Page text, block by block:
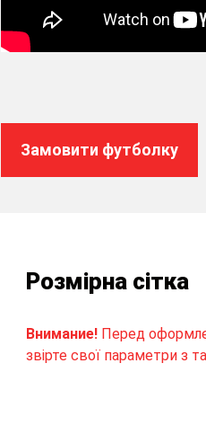
Замовити футболку
Розмірна сітка
Внимание! Перед
звірте свої параметри з